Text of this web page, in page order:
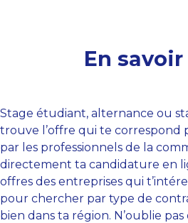
En savoir
Stage étudiant, alternance ou
trouve l’offre qui te correspond
par les professionnels de la
directement ta candidature en
offres des entreprises qui
pour chercher par type de
bien dans ta région. N’oublie